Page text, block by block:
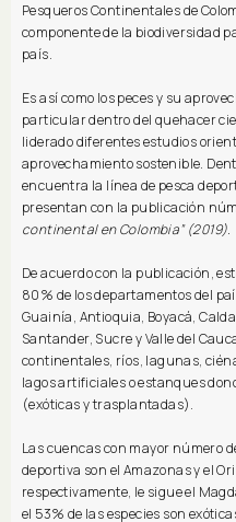
Pesqueros Continentales de
componente de la biodiversidad
país.
Es así como los peces y su
particular dentro del quehacer
liderado diferentes estudios
aprovechamiento sostenible.
encuentra la línea de pesca
presentan con la publicación
continental en Colombia” (2019).
De acuerdo con la publicación,
80% de los departamentos del
Guainía, Antioquia, Boyacá,
Santander, Sucre y Valle del
continentales, ríos, lagunas,
lagos artificiales o estanques
(exóticas y trasplantadas).
Las cuencas con mayor número
deportiva son el Amazonas y el
respectivamente, le sigue el
el 53% de las especies son